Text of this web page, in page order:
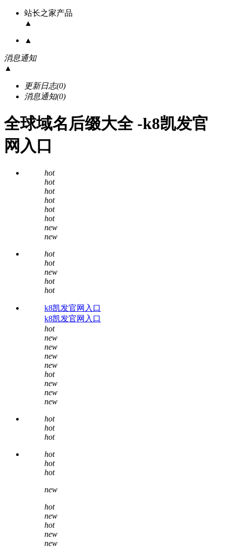
站长之家产品
▲
▲
消息通知
▲
更新日志(0)
消息通知(0)
全球域名后缀大全 -k8凯发官
网入口
hot
hot
hot
hot
hot
hot
new
new
hot
hot
new
hot
hot
k8凯发官网入口
k8凯发官网入口
hot
new
new
new
new
hot
new
new
new
hot
hot
hot
hot
hot
hot
new
hot
new
hot
new
new